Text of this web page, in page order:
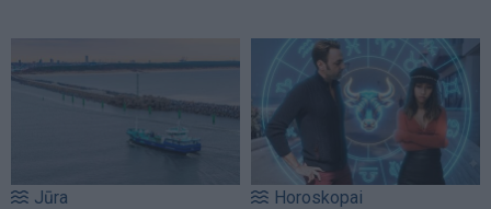
Jūra Horoskopai